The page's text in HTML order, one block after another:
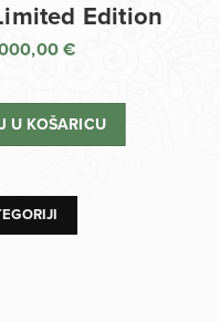
Edition
€
U KOŠARICU